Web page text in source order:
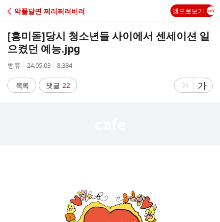
C
A
악플달면 쩌리쩌려버려 앱으로보기
[흥미돋]당시 청소년들 사이에서 센세이션 일
으켰던 예능.jpg
작
자
뱅쮸
작
시
간
24.05.03
조
수
8,384
목록 댓글 22
글
가
글
자
가